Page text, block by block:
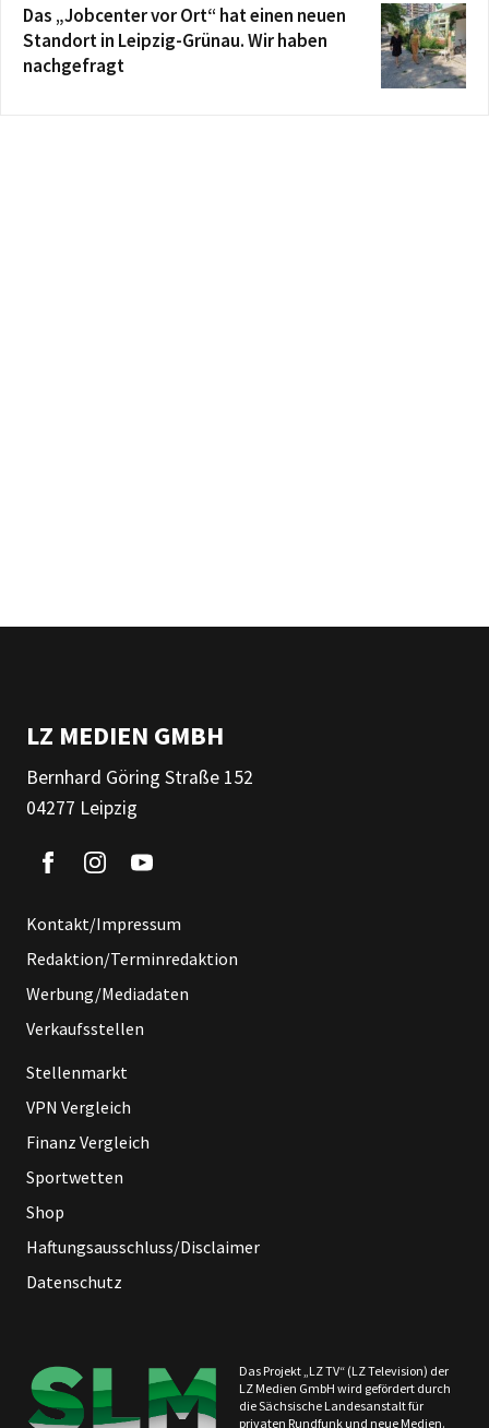
Das „Jobcenter vor Ort“ hat einen neuen
Standort in Leipzig-Grünau. Wir haben
nachgefragt
LZ MEDIEN GMBH
Bernhard Göring Straße 152
04277 Leipzig
Kontakt/Impressum
Redaktion/Terminredaktion
Werbung/Mediadaten
Verkaufsstellen
Stellenmarkt
VPN Vergleich
Finanz Vergleich
Sportwetten
Shop
Haftungsausschluss/Disclaimer
Datenschutz
Das Projekt „LZ TV“ (LZ Television) der
LZ Medien GmbH wird gefördert durch
die Sächsische Landesanstalt für
privaten Rundfunk und neue Medien.